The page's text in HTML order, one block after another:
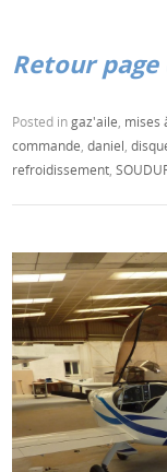
Retour page
Posted ingaz'aile mises
commande ,daniel ,
refroidissement ,